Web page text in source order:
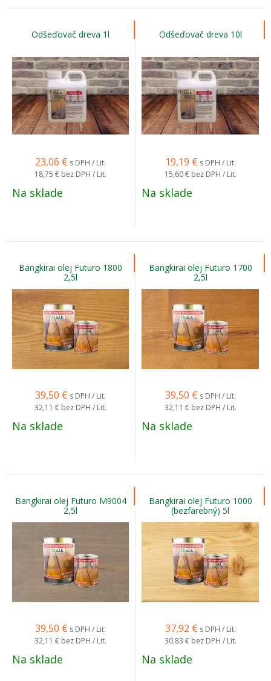
Odšeďovač dreva 1l
23,06 € s DPH / Lit.
18,75 € bez DPH / Lit.
Na sklade
Odšeďovač dreva 10l
19,19 € s DPH / Lit.
15,60 € bez DPH / Lit.
Na sklade
Bangkirai olej Futuro 1800
2,5l
39,50 € s DPH / Lit.
32,11 € bez DPH / Lit.
Na sklade
Bangkirai olej Futuro 1700
2,5l
39,50 € s DPH / Lit.
32,11 € bez DPH / Lit.
Na sklade
Bangkirai olej Futuro M9004
2,5l
39,50 € s DPH / Lit.
32,11 € bez DPH / Lit.
Na sklade
Bangkirai olej Futuro 1000
(bezfarebný) 5l
37,92 € s DPH / Lit.
30,83 € bez DPH / Lit.
Na sklade